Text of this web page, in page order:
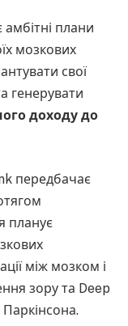
плани
мозкових
свої
генерувати
доходу до
передбачає
планує
між мозком і
зору та Deep